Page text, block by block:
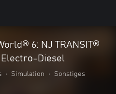
6: NJ TRANSIT®
Electro-Diesel
• Simulation • Sonstiges